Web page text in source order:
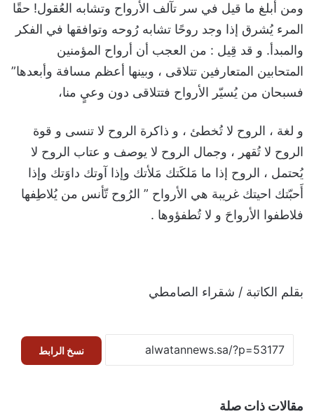
ومن أبلغ ما قيل في سر تآلف الأرواح وتشابه العُقول! حقًا
المرء يُشرق إذا وجد روحًا تشابه رُوحه وتوافقها في الفكر
والمبدأ. و قد قِيل : من العجب أن أرواح المؤمنين
المتحابين المتعارفين تتلاقى ، وبينها أعظم مسافة وأبعدها”
فسبحان من يُسيّر الأرواح فتتلاقى دون وعيٍ منا،
و لغة ، الروح لا تُخطئ ، و ذاكرة الروح لا تنسى و قوة
الروح لا تُقهر ، وجمال الروح لا يوصف و عتاب الروح لا
يُحتمل ، الروح إذا ما مَلكَتك مَلأتك وإذا آوتك داوَتك وإذا
أَحبّتك احيتك غريبة هي الأرواح ” الرُوح تّأنس من يُلاطِفها
فلاطفوا الأرواحَ و لا تُطفؤوها .
بقلم الكاتبة / شقراء الصامطي
نسخ الرابط
مقالات ذات صلة